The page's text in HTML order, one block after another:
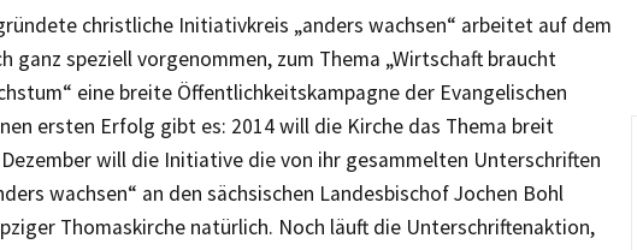
christliche Initiativkreis „anders wachsen“ arbeitet auf dem
ganz speziell vorgenommen, zum Thema „Wirtschaft braucht
eine breite Öffentlichkeitskampagne der Evangelischen
ersten Erfolg gibt es: 2014 will die Kirche das Thema breit
will die Initiative die von ihr gesammelten Unterschriften
wachsen“ an den sächsischen Landesbischof Jochen Bohl
Thomaskirche natürlich. Noch läuft die Unterschriftenaktion,